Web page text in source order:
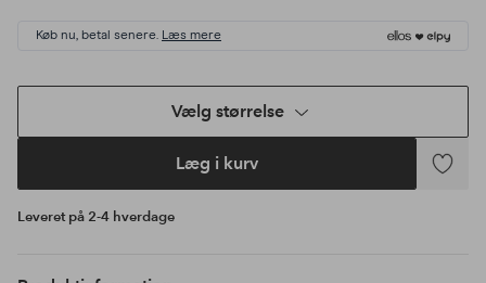
Køb nu, betal senere. Læs mere
Vælg størrelse
Læg i kurv
Tilføj
Leveret på 2-4 hverdage